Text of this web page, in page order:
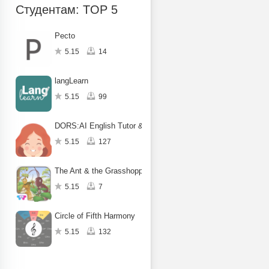
Студентам: TOP 5
Pecto
5.15 14
langLearn
5.15 99
DORS:AI English Tutor & Beyond
5.15 127
The Ant & the Grasshopper
5.15 7
Circle of Fifth Harmony
5.15 132